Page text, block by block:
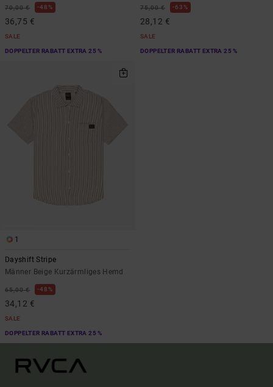
70,00 € 48%
36,75 €
SALE
DOPPELTER RABATT EXTRA 25 %
75,00 € 63%
28,12 €
SALE
DOPPELTER RABATT EXTRA 25 %
1
Dayshift Stripe
Männer Beige Kurzärmliges Hemd
65,00 € 48%
34,12 €
SALE
DOPPELTER RABATT EXTRA 25 %